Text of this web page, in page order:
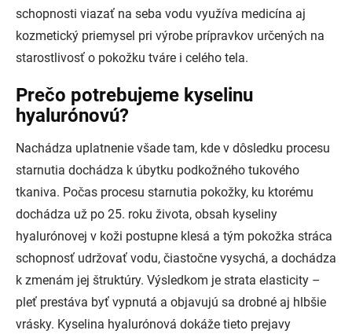
schopnosti viazať na seba vodu využíva medicína aj
kozmetický priemysel pri výrobe prípravkov určených na
starostlivosť o pokožku tváre i celého tela.
Prečo potrebujeme kyselinu
hyalurónovú?
Nachádza uplatnenie všade tam, kde v dôsledku procesu
starnutia dochádza k úbytku podkožného tukového
tkaniva. Počas procesu starnutia pokožky, ku ktorému
dochádza už po 25. roku života, obsah kyseliny
hyalurónovej v koži postupne klesá a tým pokožka stráca
schopnosť udržovať vodu, čiastočne vysychá, a dochádza
k zmenám jej štruktúry. Výsledkom je strata elasticity –
pleť prestáva byť vypnutá a objavujú sa drobné aj hlbšie
vrásky. Kyselina hyalurónová dokáže tieto prejavy